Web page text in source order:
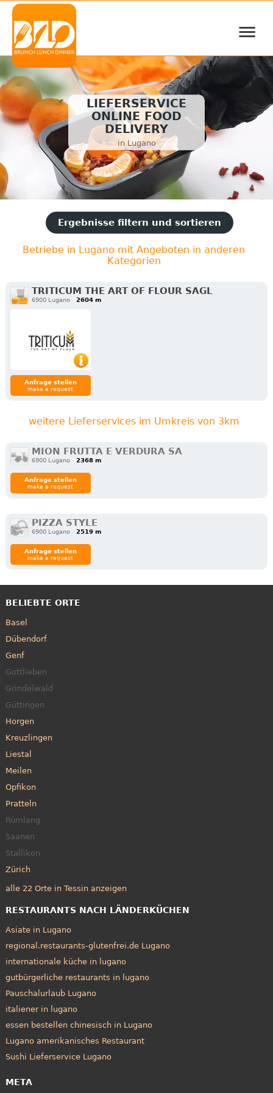
≡
LIEFERSERVICE
ONLINE FOOD
DELIVERY
in Lugano
Ergebnisse filtern und sortieren
Betriebe in Lugano mit Angeboten in anderen
Kategorien
TRITICUM THE ART OF FLOUR SAGL
6900 Lugano 2604 m
Anfrage stellen
make a request
weitere Lieferservices im Umkreis von 3km
MION FRUTTA E VERDURA SA
6900 Lugano 2368 m
Anfrage stellen
make a request
PIZZA STYLE
6900 Lugano 2519 m
Anfrage stellen
make a request
BELIEBTE ORTE
Basel
Dübendorf
Genf
Gottlieben
Grindelwald
Güttingen
Horgen
Kreuzlingen
Liestal
Meilen
Opfikon
Pratteln
Rümlang
Saanen
Stallikon
Zürich
alle 22 Orte in Tessin anzeigen
RESTAURANTS NACH LÄNDERKÜCHEN
Asiate in Lugano
regional.restaurants-glutenfrei.de Lugano
internationale küche in lugano
gutbürgerliche restaurants in lugano
Pauschalurlaub Lugano
italiener in lugano
essen bestellen chinesisch in Lugano
Lugano amerikanisches Restaurant
Sushi Lieferservice Lugano
META